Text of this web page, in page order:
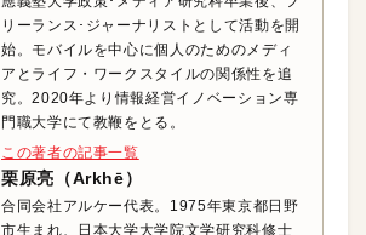
リーランス･ジャーナリストとして活動を開
始。モバイルを中心に個人のためのメディ
アとライフ・ワークスタイルの関係性を追
究。2020年より情報経営イノベーション専
門職大学にて教鞭をとる。
この著者の記事一覧
栗原亮（Arkhē）
合同会社アルケー代表。1975年東京都日野
市生まれ、日本大学大学院文学研究科修士